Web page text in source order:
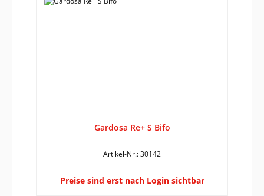
Gardosa Re+ S Bifo
Artikel-Nr.: 30142
Preise sind erst nach Login sichtbar